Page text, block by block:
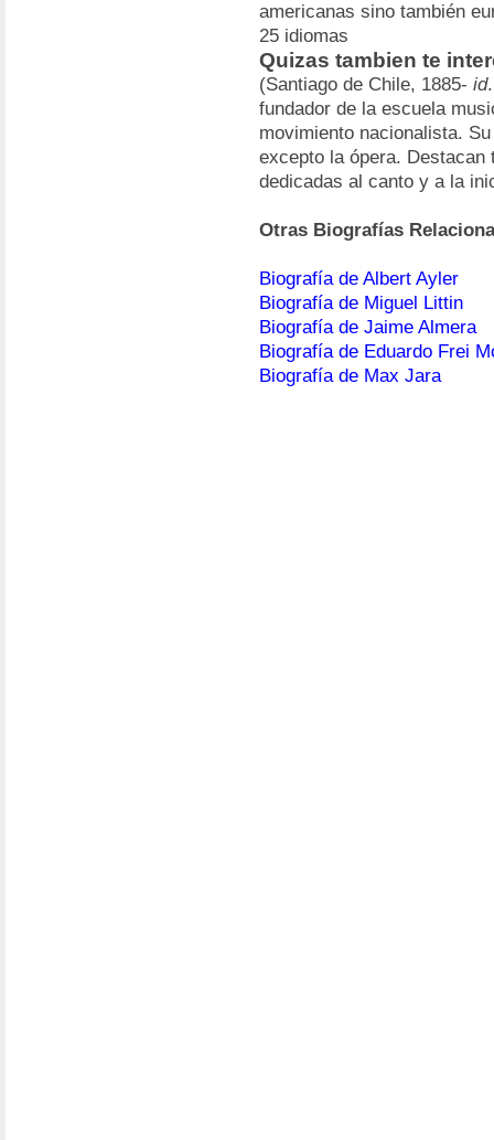
americanas sino también
25 idiomas
Quizas tambien te
(Santiago de Chile, 1885- id
fundador de la escuela
movimiento nacionalista.
excepto la ópera.
dedicadas al canto y a la
Otras Biografías
Biografía de Albert Ayler
Biografía de Miguel Littin
Biografía de Jaime Almera
Biografía de Eduardo Frei
Biografía de Max Jara